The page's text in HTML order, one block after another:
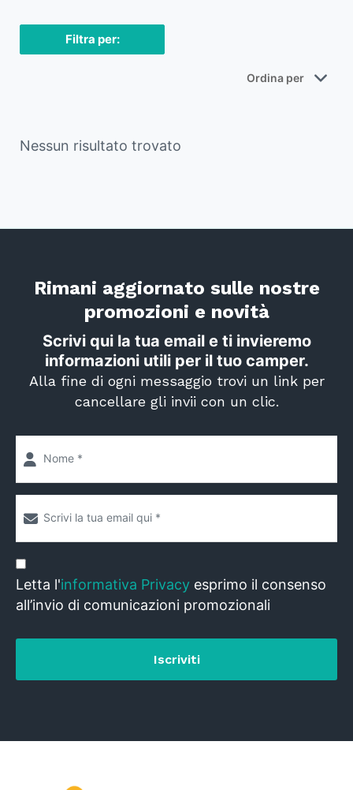
Filtra per:
Nessun risultato trovato
Rimani aggiornato sulle nostre
promozioni e novità
Scrivi qui la tua email e ti invieremo
informazioni utili per il tuo camper.
Alla fine di ogni messaggio trovi un link per
cancellare gli invii con un clic.
Letta l'informativa Privacy esprimo il consenso
all’invio di comunicazioni promozionali
Iscriviti